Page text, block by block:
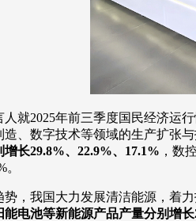
就2025年前三季度国民经济运
、数字技术等领域的生产扩张
长29.8%、22.9%、17.1% ，数
，我国大力发展清洁能源，着
电池等新能源产品产量分别增